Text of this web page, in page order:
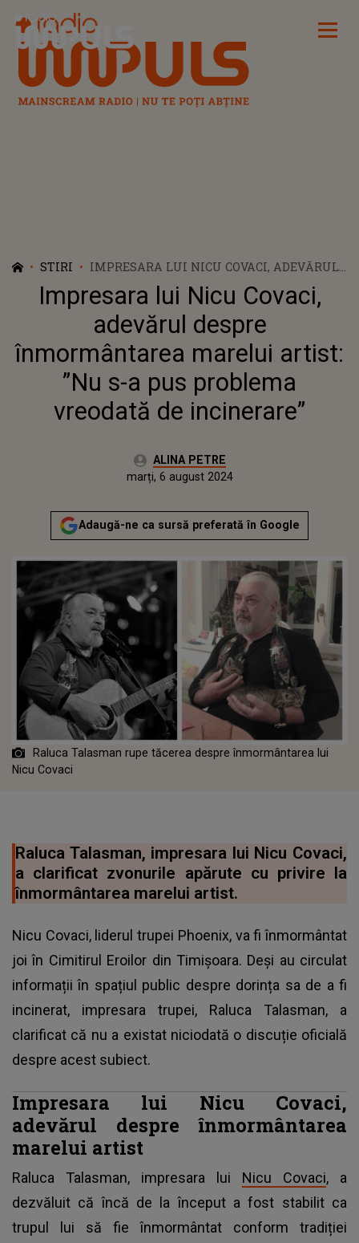
Radio Impuls
STIRI
IMPRESARA LUI NICU COVACI, ADEVĂRUL
DESPRE ÎNMORMÂNTAREA MARELUI
ARTIST: ”NU S-A PUS PROBLEMA
VREODATĂ DE INCINERARE”
Impresara lui Nicu Covaci,
adevărul despre
înmormântarea marelui artist:
”Nu s-a pus problema
vreodată de incinerare”
Autor:ALINA PETRE
Publicat:
marți, 6 august 2024
Adaugă-ne ca sursă preferată în Google
Raluca Talasman rupe tăcerea despre înmormântarea lui
Nicu Covaci
Raluca Talasman, impresara lui Nicu Covaci,
a clarificat zvonurile apărute cu privire la
înmormântarea marelui artist.
Nicu Covaci, liderul trupei Phoenix, va fi înmormântat
joi în Cimitirul Eroilor din Timișoara. Deși au circulat
informații în spațiul public despre dorința sa de a fi
incinerat, impresara trupei, Raluca Talasman, a
clarificat că nu a existat niciodată o discuție oficială
despre acest subiect.
Impresara lui Nicu Covaci,
adevărul despre înmormântarea
marelui artist
Raluca Talasman, impresara lui Nicu Covaci, a
dezvăluit că încă de la început a fost stabilit ca
trupul lui să fie înmormântat conform tradiției